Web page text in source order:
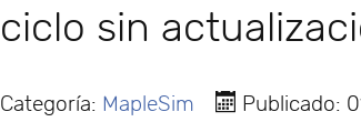
ciclo sin
Categoría: MapleSim Publicado: